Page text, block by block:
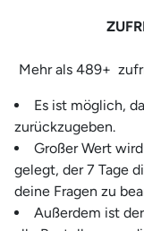
Mehr als 489+
Es ist möglich,
zurückzugeben.
Großer Wert
gelegt, der 7 Tage
deine Fragen zu
Außerdem ist